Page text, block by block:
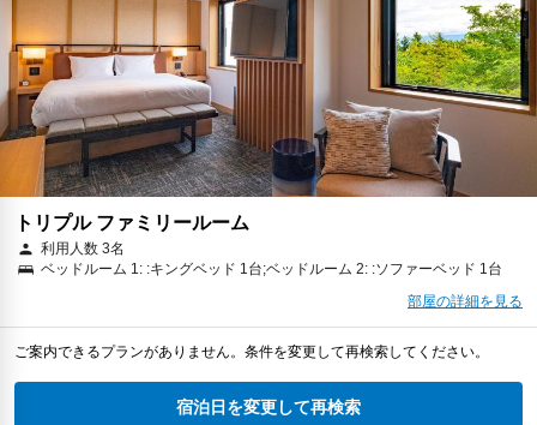
トリプル ファミリールーム
利用人数 3名
ベッドルーム 1: :キングベッド 1台;ベッドルーム 2: :ソファーベッド 1台
部屋の詳細を見る
ご案内できるプランがありません。条件を変更して再検索してください。
宿泊日を変更して再検索